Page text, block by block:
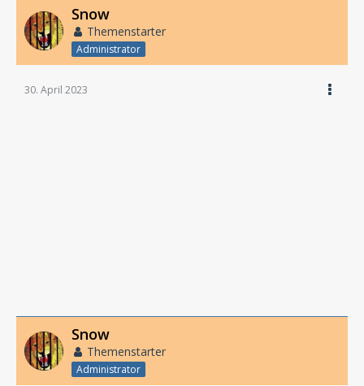
Snow
Themenstarter
Administrator
30. April 2023
Snow
Themenstarter
Administrator